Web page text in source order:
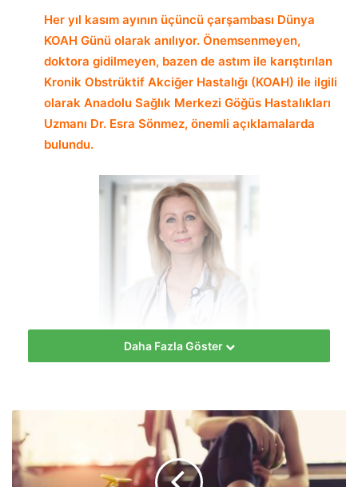
Her yıl kasım ayının üçüncü çarşambası Dünya
KOAH Günü olarak anılıyor. Önemsenmeyen,
doktora gidilmeyen, bazen de astım ile karıştırılan
Kronik Obstrüktif Akciğer Hastalığı (KOAH) ile ilgili
olarak Anadolu Sağlık Merkezi Göğüs Hastalıkları
Uzmanı Dr. Esra Sönmez, önemli açıklamalarda
bulundu.
dünyada en fazla ölüme yol açan 5 hastalıktan biri
olduğunu belirten Dr. Esra Sönmez, “Öksürük, balgam
çıkarma, nefes darlığı gibi şikayetleri yıllar içinde sinsice
ilerleyen KOAH’lı hastalar hekime başvurmakta gecikiyor ve
Daha Fazla Göster